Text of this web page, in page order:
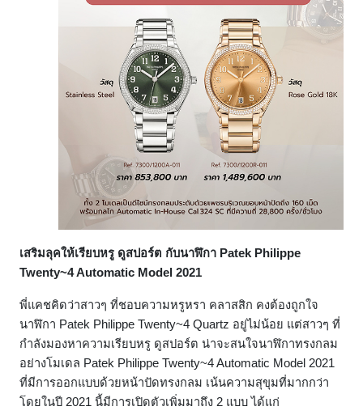
เสริมลุคให้เรียบหรู ดูสปอร์ต กับนาฬิกา Patek Philippe
Twenty~4 Automatic Model 2021
พี่แคชคิดว่าสาวๆ ที่ชอบความหรูหรา คลาสสิก คงต้องถูกใจ
นาฬิกา Patek Philippe Twenty~4 Quartz อยู่ไม่น้อย แต่สาวๆ ที่
กำลังมองหาความเรียบหรู ดูสปอร์ต น่าจะสนใจนาฬิกาทรงกลม
อย่างโมเดล Patek Philippe Twenty~4 Automatic Model 2021
ที่มีการออกแบบด้วยหน้าปัดทรงกลม เน้นความสุขุมที่มากกว่า
โดยในปี 2021 นี้มีการเปิดตัวเพิ่มมาถึง 2 แบบ ได้แก่